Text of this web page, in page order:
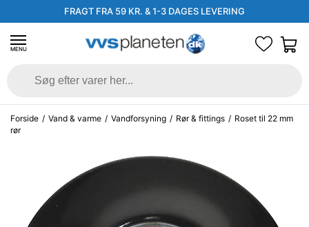
FRAGT FRA 59 KR. & 1-3 DAGES LEVERING
MENU
Forside / Vand & varme / Vandforsyning / Rør & fittings / Roset til 22 mm
rør